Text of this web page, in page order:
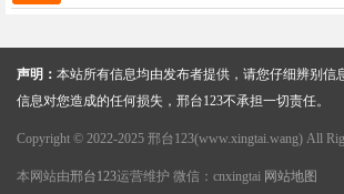
声明： 本站所有信息均由发布者提供，请您仔细辨别信
信息对您造成的任何损失，邢台123不承担一切责任。
Copyright © 2022-2025 邢台123(www.xingtai.wang) All
本网站由邢台123运营维护 微信：cnxingtai 网站地图